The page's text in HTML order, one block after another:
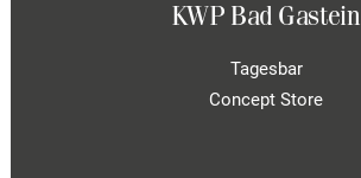
KWP Bad Gastein
Tagesbar
Concept Store